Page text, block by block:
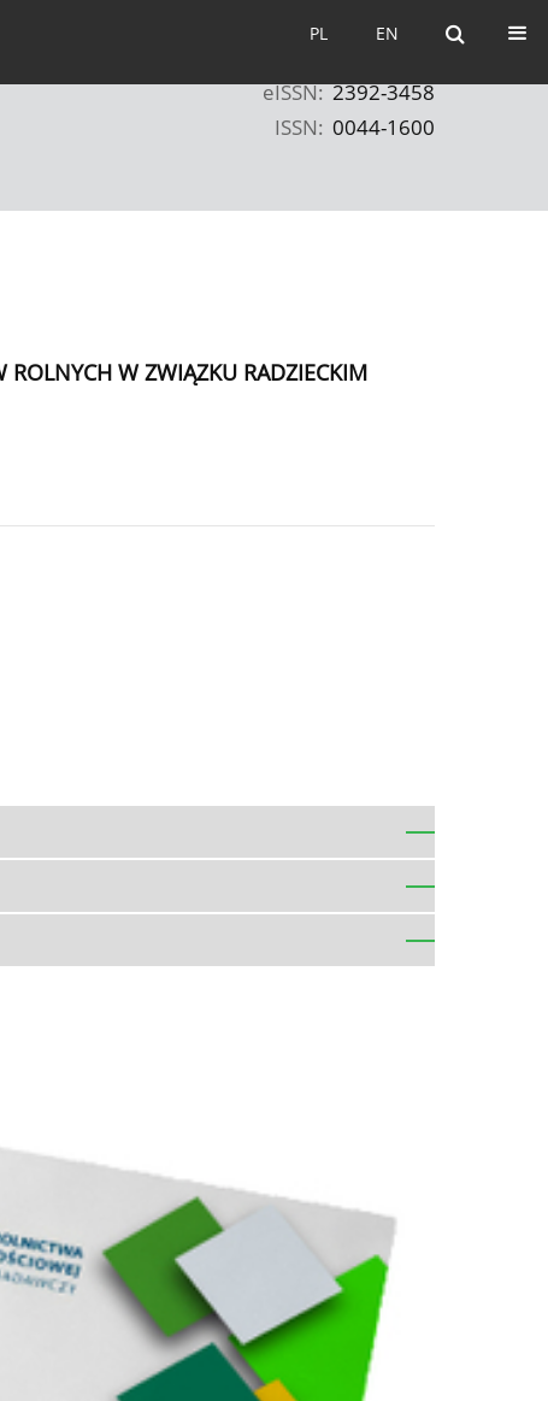
EN
PL EN
PL
eISSN: 2392-3458
ISSN: 0044-1600
ROLNYCH W ZWIĄZKU RADZIECKIM